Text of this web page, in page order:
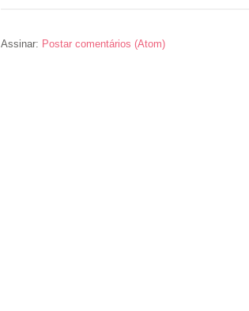
Assinar: Postar comentários (Atom)